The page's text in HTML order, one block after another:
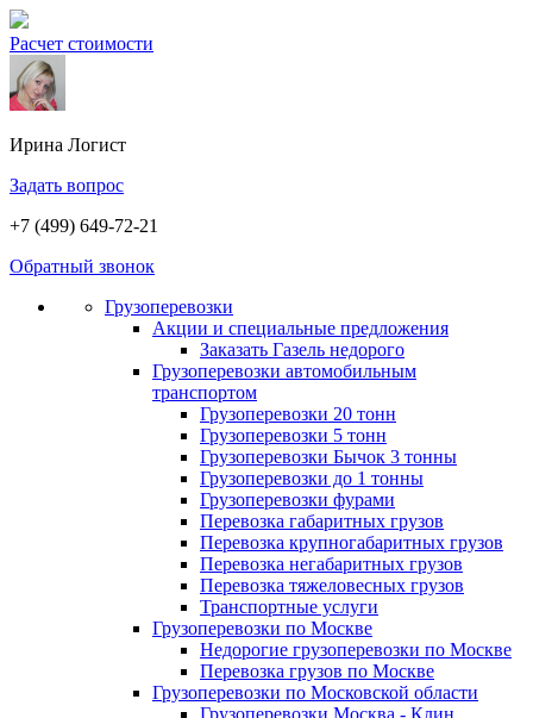
Расчет стоимости
Ирина Логист
Задать вопрос
+7 (499) 649-72-21
Обратный звонок
Грузоперевозки
Акции и специальные предложения
Заказать Газель недорого
Грузоперевозки автомобильным
транспортом
Грузоперевозки 20 тонн
Грузоперевозки 5 тонн
Грузоперевозки Бычок 3 тонны
Грузоперевозки до 1 тонны
Грузоперевозки фурами
Перевозка габаритных грузов
Перевозка крупногабаритных грузов
Перевозка негабаритных грузов
Перевозка тяжеловесных грузов
Транспортные услуги
Грузоперевозки по Москве
Недорогие грузоперевозки по Москве
Перевозка грузов по Москве
Грузоперевозки по Московской области
Грузоперевозки Москва - Клин